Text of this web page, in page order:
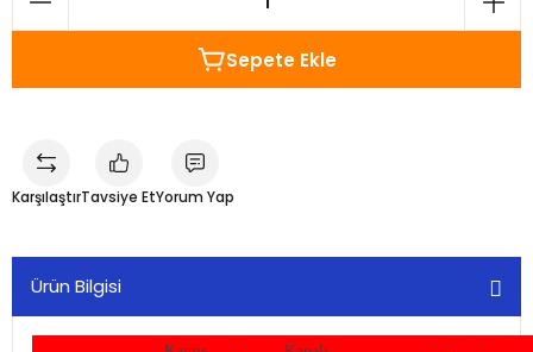
Sepete Ekle
KarşılaştırTavsiye EtYorum Yap
Ürün Bilgisi